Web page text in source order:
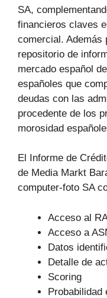
SA,
financieros claves
comercial. Además
repositorio de
mercado español
españoles que
deudas con las
procedente de los
morosidad
El Informe de
de Media Markt
computer-foto SA
Acceso al
Acceso a
Datos
Detalle de
Scoring
Probabilidad